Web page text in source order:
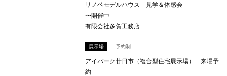
リノベモデルハウス 見学＆体感会
〜開催中
有限会社多賀工務店
展示場 予約制
アイパーク廿日市（複合型住宅展示場） 来場予
約